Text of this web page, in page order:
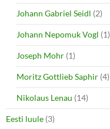
Johann Gabriel Seidl (2)
Johann Nepomuk Vogl (1)
Joseph Mohr (1)
Moritz Gottlieb Saphir (4)
Nikolaus Lenau (14)
Eesti luule (3)